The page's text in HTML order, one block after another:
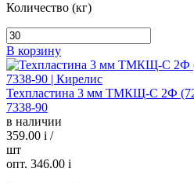
Количество (кг)
В корзину
Техпластина 3 мм ТМКЩ-C 2Ф
7338-90
в наличии
359.00 i /
шт
опт. 346.00 i